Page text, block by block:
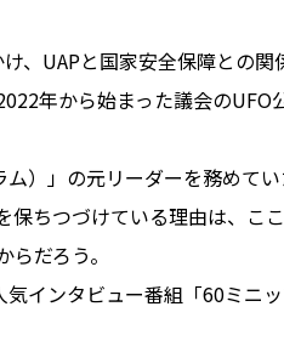
、UAPと国家安全保障との関
年から始まった議会のUFO
ム）」の元リーダーを務めて
保ちつづけている理由は、こ
だろう。
インタビュー番組「60ミニ